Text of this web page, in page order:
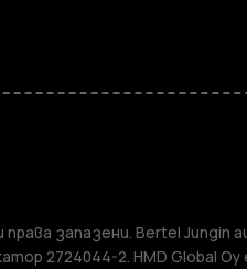
права запазени. Bertel Jungin
2724044-2. HMD Global